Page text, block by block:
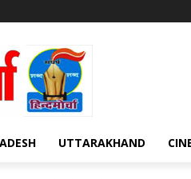
UTTARAKHAND